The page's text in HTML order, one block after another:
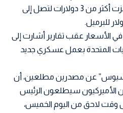
ملحوظ، حيث قفزت أكثر من 3 دولارات لتصل إلى
في الأسعار عقب تقارير أشارت إلى
المتحدة بعمل عسكري جديد
عن مصدرين مطلعين، أن
الأميركيون سيطلعون الرئيس
وقت لاحق من اليوم الخميس،